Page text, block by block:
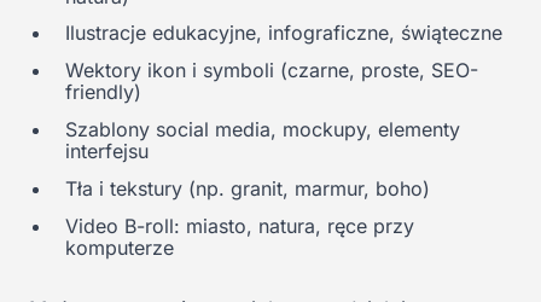
Ilustracje edukacyjne, infograficzne, świąteczne
Wektory ikon i symboli (czarne, proste, SEO-
friendly)
Szablony social media, mockupy, elementy
interfejsu
Tła i tekstury (np. granit, marmur, boho)
Video B-roll: miasto, natura, ręce przy
komputerze